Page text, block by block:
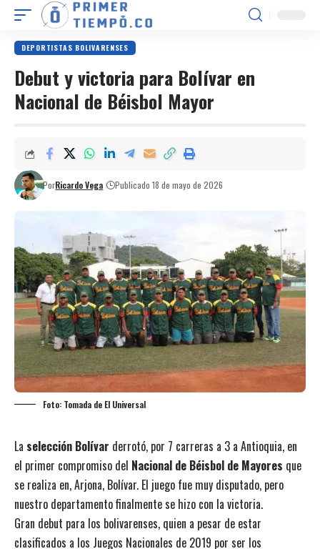
DEPORTISTAS BOLIVARENSES
Debut y victoria para Bolívar en
Nacional de Béisbol Mayor
PorRicardo Vega Publicado 18 de mayo de 2026
Foto: Tomada de El Universal
La selección Bolívar derrotó, por 7 carreras a 3 a Antioquia, en
el primer compromiso del Nacional de Béisbol de Mayores que
se realiza en, Arjona, Bolívar. El juego fue muy disputado, pero
nuestro departamento finalmente se hizo con la victoria.
Gran debut para los bolivarenses, quien a pesar de estar
clasificados a los Juegos Nacionales de 2019 por ser los